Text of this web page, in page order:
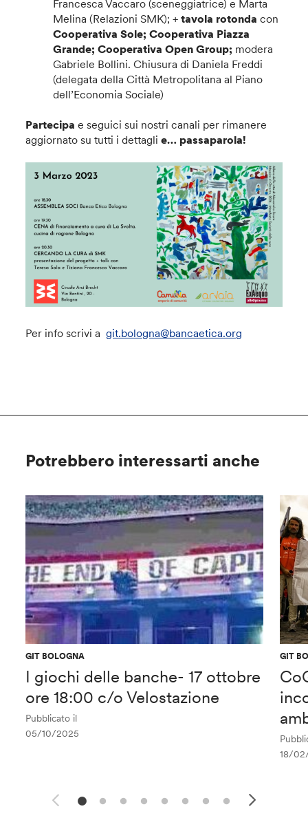
Francesca Vaccaro (sceneggiatrice) e Marta
Melina (Relazioni SMK); +tavola rotondacon
Cooperativa Sole; Cooperativa Piazza
Grande; Cooperativa Open Group; modera
Gabriele Bollini.Chiusura di Daniela Freddi
(delegata della Città Metropolitana al Piano
dell’Economia Sociale)
Partecipae seguici sui nostri canali per rimanere
aggiornato su tutti i dettagli e… passaparola!
Per info scrivi agit.bologna@bancaetica.org
Potrebbero interessarti anche
GIT BOLOGNA
I giochi delle banche- 17 ottobre
ore 18:00 c/o Velostazione
Pubblicato il
05/10/2025
GIT
18/